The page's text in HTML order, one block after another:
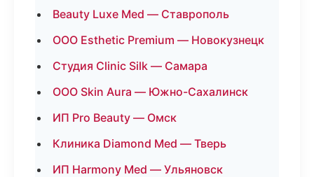
Beauty Luxe Med — Ставрополь
ООО Esthetic Premium — Новокузнецк
Студия Clinic Silk — Самара
ООО Skin Aura — Южно-Сахалинск
ИП Pro Beauty — Омск
Клиника Diamond Med — Тверь
ИП Harmony Med — Ульяновск